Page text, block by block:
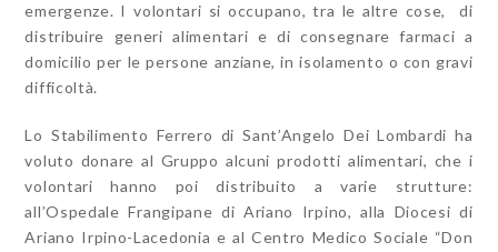
emergenze. I volontari si occupano, tra le altre cose, di
distribuire generi alimentari e di consegnare farmaci a
domicilio per le persone anziane, in isolamento o con gravi
difficoltà.
Lo Stabilimento Ferrero di Sant’Angelo Dei Lombardi ha
voluto donare al Gruppo alcuni prodotti alimentari, che i
volontari hanno poi distribuito a varie strutture:
all’Ospedale Frangipane di Ariano Irpino, alla Diocesi di
Ariano Irpino-Lacedonia e al Centro Medico Sociale “Don